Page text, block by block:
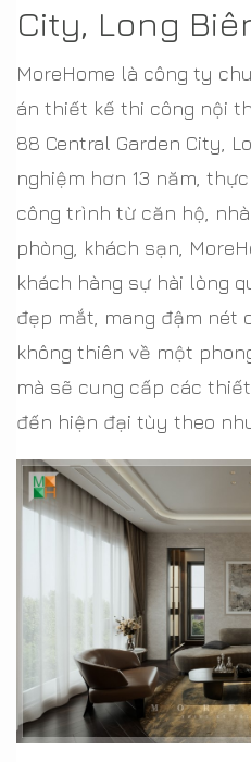
City, Long
MoreHome là công ty
án thiết kế thi công nội
88 Central Garden City,
nghiệm hơn 13 năm,
công trình từ căn hộ,
phòng, khách sạn,
khách hàng sự hài lòng
đẹp mắt, mang đậm nét
không thiên về một
mà sẽ cung cấp các
đến hiện đại tùy theo